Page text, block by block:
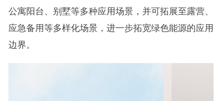
公寓阳台、别墅等多种应用场景，并可拓展至露营、
应急备用等多样化场景，进一步拓宽绿色能源的应用
边界。